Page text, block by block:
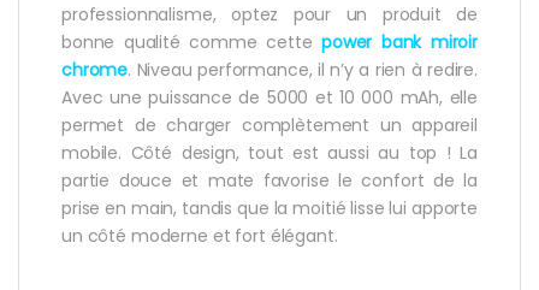
professionnalisme, optez pour un produit de
bonne qualité comme cettepower bank miroir
chrome. Niveau performance, il n’y a rien à redire.
Avec une puissance de 5000 et 10 000 mAh, elle
permet de charger complètement un appareil
mobile. Côté design, tout est aussi au top ! La
partie douce et mate favorise le confort de la
prise en main, tandis que la moitié lisse lui apporte
un côté moderne et fort élégant.